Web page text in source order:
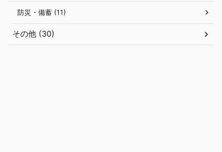
防災・備蓄 (11)
その他 (30)